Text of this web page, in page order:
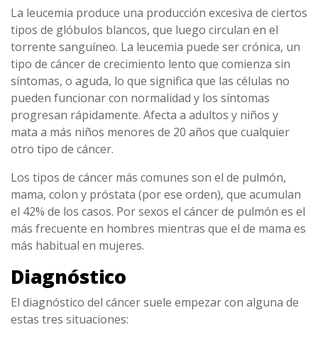
La leucemia produce una producción excesiva de ciertos
tipos de glóbulos blancos, que luego circulan en el
torrente sanguíneo. La leucemia puede ser crónica, un
tipo de cáncer de crecimiento lento que comienza sin
síntomas, o aguda, lo que significa que las células no
pueden funcionar con normalidad y los síntomas
progresan rápidamente. Afecta a adultos y niños y
mata a más niños menores de 20 años que cualquier
otro tipo de cáncer.
Los tipos de cáncer más comunes son el de pulmón,
mama, colon y próstata (por ese orden), que acumulan
el 42% de los casos. Por sexos el cáncer de pulmón es el
más frecuente en hombres mientras que el de mama es
más habitual en mujeres.
Diagnóstico
El diagnóstico del cáncer suele empezar con alguna de
estas tres situaciones: